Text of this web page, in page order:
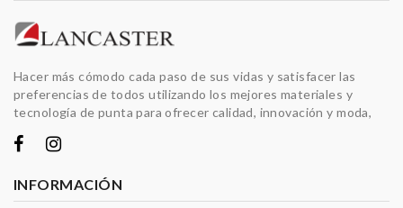
Hacer más cómodo cada paso de sus vidas y satisfacer las
preferencias de todos utilizando los mejores materiales y
tecnología de punta para ofrecer calidad, innovación y moda,
INFORMACIÓN